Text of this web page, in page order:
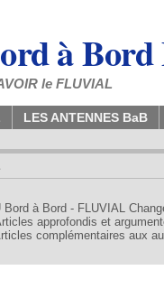
à
le FLUVIAL
LES ANTENNES BaB
Bord à Bord - FLUVIAL
approfondis et
complémentaires aux